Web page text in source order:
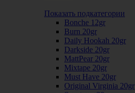
Показать подкатегории
Bonche 12gr
Burn 20gr
Daily Hookah 20gr
Darkside 20gr
MattPear 20gr
Mixtape 20gr
Must Have 20gr
Original Virginia 20gr